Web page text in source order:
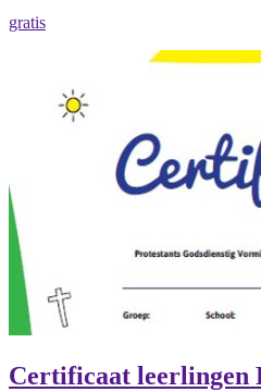
gratis
Certificaat leerlingen